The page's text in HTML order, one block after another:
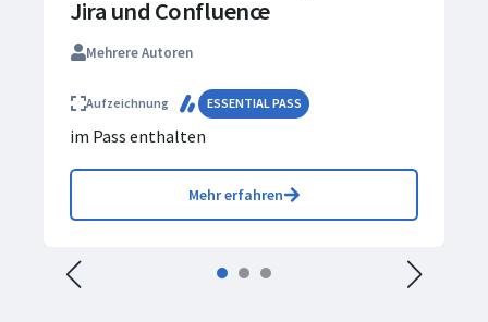
Jira und Confluence
Mehrere Autoren
Aufzeichnung ESSENTIAL PASS
im Pass enthalten
Mehr erfahren